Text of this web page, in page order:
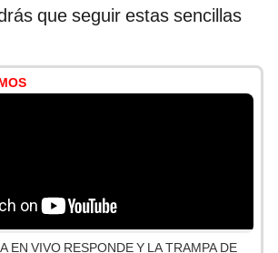
que seguir estas sencillas
EN VIVO RESPONDE Y LA TRAMPA DE